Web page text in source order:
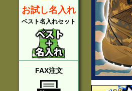
お試し名入れ
ベスト名入れセット
FAX注文